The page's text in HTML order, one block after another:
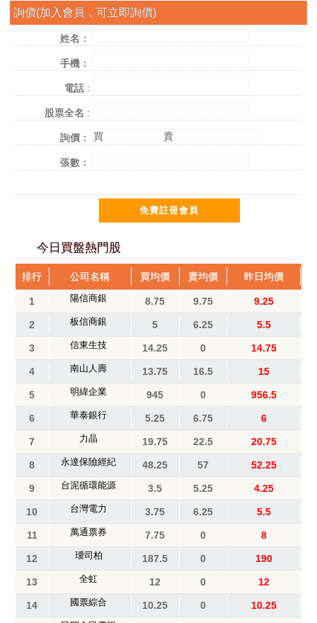
詢價(加入會員，可立即詢價)
姓名：
手機：
電話 :
股票全名 :
詢價： 買 賣
張數：
今日買盤熱門股
排行 公司名稱 買均價 賣均價 昨日均價
1 陽信商銀 8.75 9.75 9.25
2 板信商銀 5 6.25 5.5
3 信東生技 14.25 0 14.75
4 南山人壽 13.75 16.5 15
5 明緯企業 945 0 956.5
6 華泰銀行 5.25 6.75 6
7 力晶 19.75 22.5 20.75
8 永達保險經紀 48.25 57 52.25
9 台泥循環能源 3.5 5.25 4.25
10 台灣電力 3.75 6.25 5.5
11 萬通票券 7.75 0 8
12 璦司柏 187.5 0 190
13 全虹 12 0 12
14 國票綜合 10.25 0 10.25